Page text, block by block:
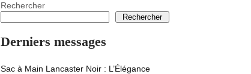
Rechercher
Rechercher
Derniers messages
Sac à Main Lancaster Noir : L’Élégance